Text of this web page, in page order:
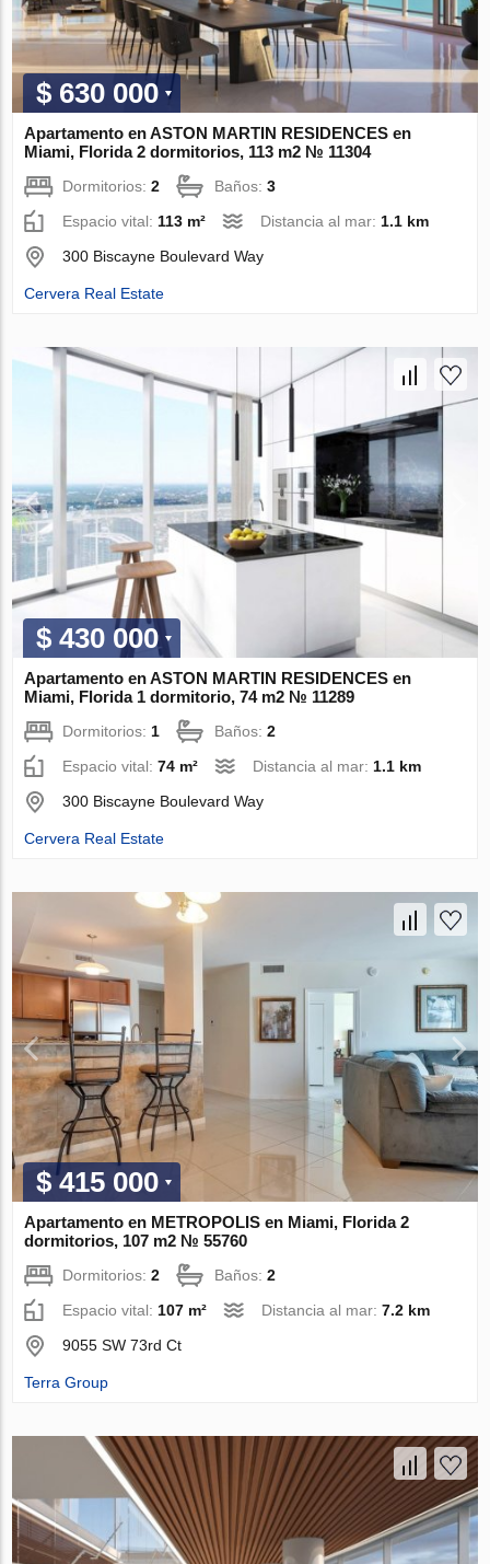
$ 630 000
Apartamento en ASTON MARTIN RESIDENCES en
Miami, Florida 2 dormitorios, 113 m2 № 11304
Dormitorios:2 Baños:3
Espacio vital: 113 m² Distancia al mar: 1.1 km
300 Biscayne Boulevard Way
Cervera Real Estate
$ 430 000
Apartamento en ASTON MARTIN RESIDENCES en
Miami, Florida 1 dormitorio, 74 m2 № 11289
Dormitorios: 1 Baños:2
Espacio vital:74 m² Distancia al mar: 1.1 km
300 Biscayne Boulevard Way
Cervera Real Estate
$ 415 000
Apartamento en METROPOLIS en Miami, Florida 2
dormitorios, 107 m2 № 55760
Dormitorios:2 Baños:2
Espacio vital:107 m² Distancia al mar:7.2 km
9055 SW 73rd Ct
Terra Group